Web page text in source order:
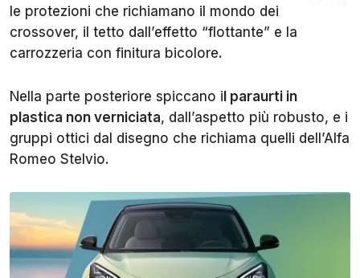
le protezioni che richiamano il mondo dei
crossover, il tetto dall’effetto “flottante” e la
carrozzeria con finitura bicolore.
Nella parte posteriore spiccano i l paraurti in
plastica non verniciata, dall’aspetto più robusto, e i
gruppi ottici dal disegno che richiama quelli dell’Alfa
Romeo Stelvio.